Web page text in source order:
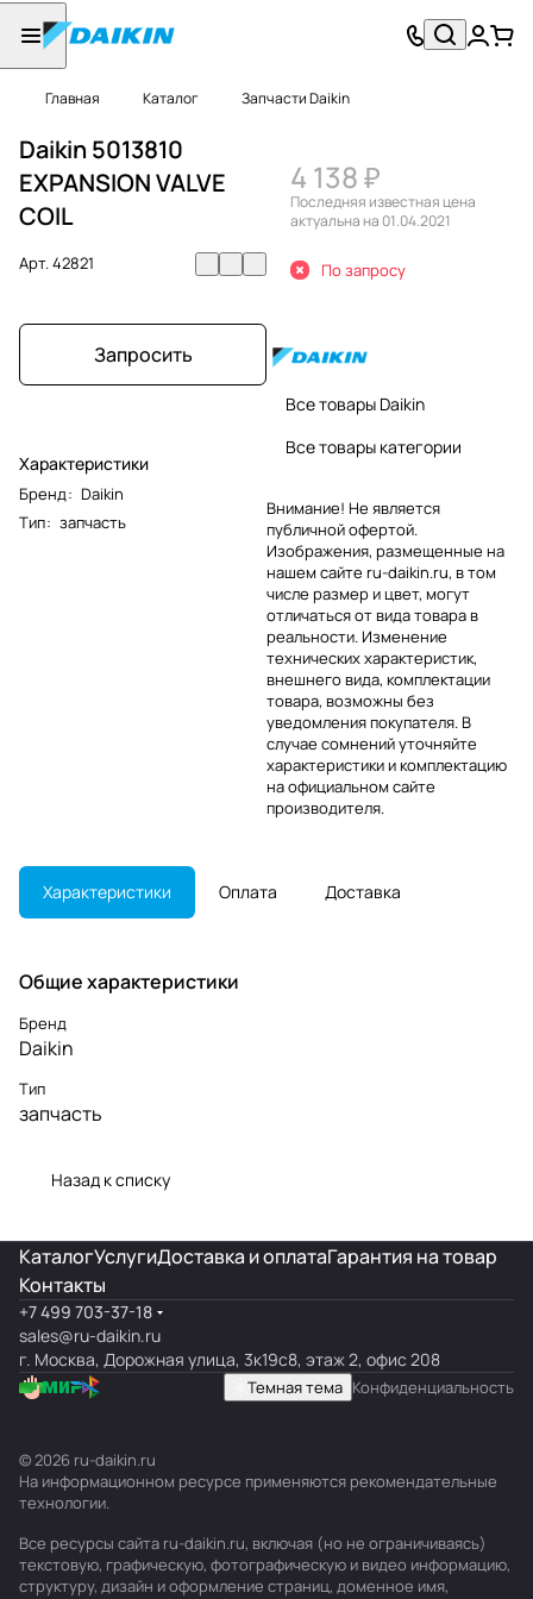
Главная Каталог Запчасти Daikin
Daikin 5013810
EXPANSION VALVE
COIL
Арт.42821
Запросить
Характеристики
Бренд: Daikin
Тип: запчасть
4 138 ₽
Последняя известная цена
актуальна на 01.04.2021
По запросу
Все товары Daikin
Все товары категории
Внимание! Не является
публичной офертой.
Изображения, размещенные на
нашем сайте ru-daikin.ru, в том
числе размер и цвет, могут
отличаться от вида товара в
реальности. Изменение
технических характеристик,
внешнего вида, комплектации
товара, возможны без
уведомления покупателя. В
случае сомнений уточняйте
характеристики и комплектацию
на официальном сайте
производителя.
Характеристики Оплата Доставка
Общие характеристики
Бренд
Daikin
Тип
запчасть
Назад к списку
КаталогУслугиДоставка и оплатаГарантия на товар
Контакты
+7 499 703-37-18
sales@ru-daikin.ru
г. Москва, Дорожная улица, 3к19с8, этаж 2, офис 208
Темная тема Конфиденциальность
© 2026 ru-daikin.ru
На информационном ресурсе применяются рекомендательные
технологии.
Все ресурсы сайта ru-daikin.ru, включая (но не ограничиваясь)
текстовую, графическую, фотографическую и видео информацию,
структуру, дизайн и оформление страниц, доменное имя,